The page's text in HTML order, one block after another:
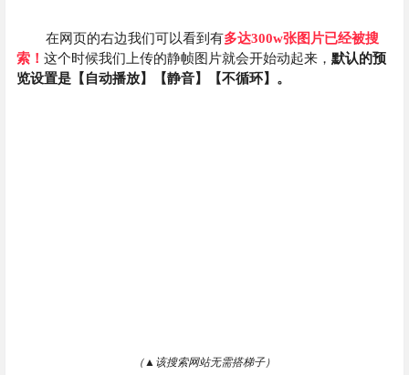
在网页的右边我们可以看到有多达300w张图片已经被搜
索！ 这个时候我们上传的静帧图片就会开始动起来， 默认的预
览设置是【自动播放】【静音】【不循环】。
（▲该搜索网站无需搭梯子）